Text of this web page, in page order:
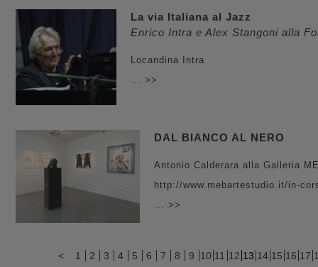
La via Italiana al Jazz
Enrico Intra e Alex Stangoni alla
Locandina Intra
... >>
DAL BIANCO AL NERO
Antonio Calderara alla Galleria
http://www.mebartestudio.it/in-
... >>
< 1 2 3 4 5 6 7 8 9 10 11 12 13 14 15 16 17